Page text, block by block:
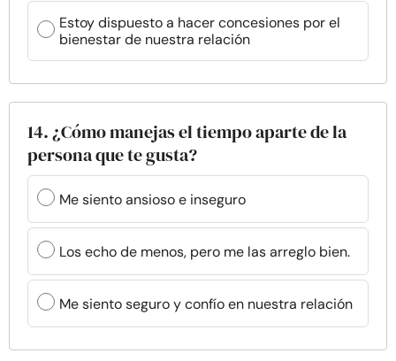
Estoy dispuesto a hacer concesiones por el
bienestar de nuestra relación
14. ¿Cómo manejas el tiempo aparte de la
persona que te gusta?
Me siento ansioso e inseguro
Los echo de menos, pero me las arreglo bien.
Me siento seguro y confío en nuestra relación